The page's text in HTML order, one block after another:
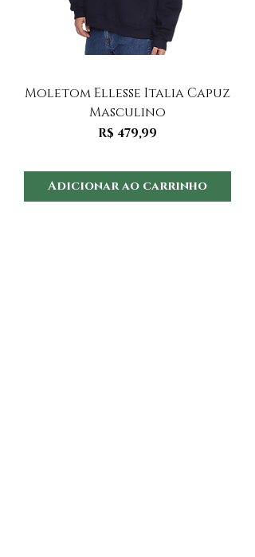
Moletom Ellesse Italia Capuz
Masculino
Preço
R$ 479,99
Adicionar ao carrinho